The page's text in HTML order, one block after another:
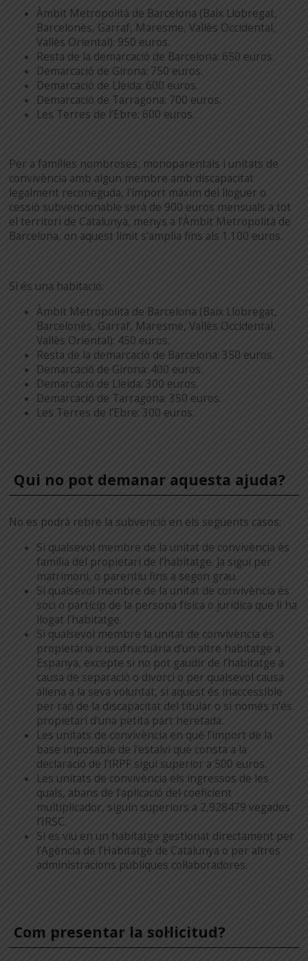
Àmbit Metropolità de Barcelona (Baix Llobregat,
Barcelonès, Garraf, Maresme, Vallès Occidental,
Vallès Oriental): 950 euros.
Resta de la demarcació de Barcelona: 650 euros.
Demarcació de Girona: 750 euros.
Demarcació de Lleida: 600 euros.
Demarcació de Tarragona: 700 euros.
Les Terres de l’Ebre: 600 euros.
Per a famílies nombroses, monoparentals i unitats de
convivència amb algun membre amb discapacitat
legalment reconeguda, l’import màxim del lloguer o
cessió subvencionable serà de 900 euros mensuals a tot
el territori de Catalunya, menys a l’Àmbit Metropolità de
Barcelona, on aquest límit s’amplia fins als 1.100 euros.
Si és una habitació:
Àmbit Metropolità de Barcelona (Baix Llobregat,
Barcelonès, Garraf, Maresme, Vallès Occidental,
Vallès Oriental): 450 euros.
Resta de la demarcació de Barcelona: 350 euros.
Demarcació de Girona: 400 euros.
Demarcació de Lleida: 300 euros.
Demarcació de Tarragona: 350 euros.
Les Terres de l’Ebre: 300 euros.
Qui no pot demanar aquesta ajuda?
No es podrà rebre la subvenció en els següents casos:
Si qualsevol membre de la unitat de convivència és
família del propietari de l’habitatge. Ja sigui per
matrimoni, o parentiu fins a segon grau.
Si qualsevol membre de la unitat de convivència és
soci o partícip de la persona física o jurídica que li ha
llogat l’habitatge.
Si qualsevol membre la unitat de convivència és
propietària o usufructuària d’un altre habitatge a
Espanya, excepte si no pot gaudir de l’habitatge a
causa de separació o divorci o per qualsevol causa
aliena a la seva voluntat, si aquest és inaccessible
per raó de la discapacitat del titular o si només n’és
propietari d’una petita part heretada.
Les unitats de convivència en què l’import de la
base imposable de l’estalvi que consta a la
declaració de l’IRPF sigui superior a 500 euros.
Les unitats de convivència els ingressos de les
quals, abans de l’aplicació del coeficient
multiplicador, siguin superiors a 2,928479 vegades
l’IRSC.
Si es viu en un habitatge gestionat directament per
l’Agència de l’Habitatge de Catalunya o per altres
administracions públiques col·laboradores.
Com presentar la sol·licitud?